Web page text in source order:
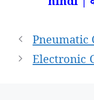
Post
navigation
Pneumatic
Electronic